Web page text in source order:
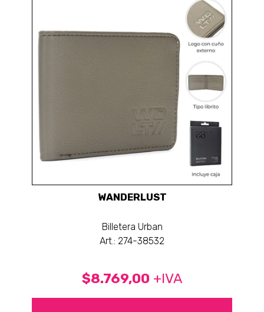
WANDERLUST
Billetera Urban
Art.: 274-38532
$8.769,00 +IVA